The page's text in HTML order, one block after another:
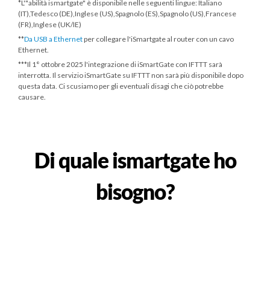
*L'"abilità ismartgate" è disponibile nelle seguenti lingue: Italiano
(IT),Tedesco (DE),Inglese (US),Spagnolo (ES),Spagnolo (US),Francese
(FR),Inglese (UK/IE)
**Da USB a Ethernetper collegare l'iSmartgate al router con un cavo
Ethernet.
***Il 1° ottobre 2025 l'integrazione di iSmartGate con IFTTT sarà
interrotta. Il servizio iSmartGate su IFTTT non sarà più disponibile dopo
questa data. Ci scusiamo per gli eventuali disagi che ciò potrebbe
causare.
Di quale ismartgate ho
bisogno?